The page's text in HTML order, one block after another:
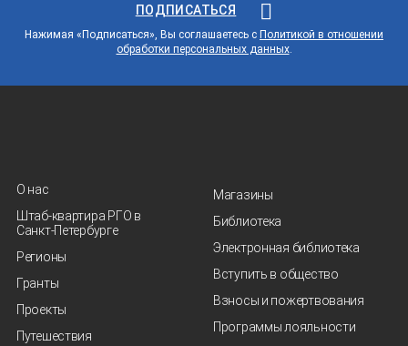
ПОДПИСАТЬСЯ
Нажимая «Подписаться», Вы соглашаетесь с Политикой в отношении
обработки персональных данных.
О нас
Штаб-квартира РГО в
Санкт‑Петербурге
Регионы
Гранты
Проекты
Путешествия
Магазины
Библиотека
Электронная библиотека
Вступить в общество
Взносы и пожертвования
Программы лояльности